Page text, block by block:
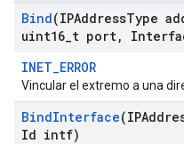
Bind(IPAddressType
uint16 t port,
INET_ERROR
Vincular el extremo a una
BindInterface
Id intf)